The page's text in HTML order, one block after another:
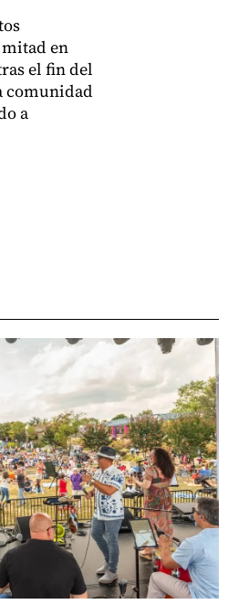
en
el fin del
comunidad
a